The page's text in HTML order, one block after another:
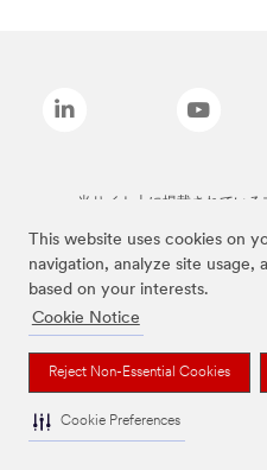
This website uses cookies on
navigation, analyze site usage,
based on your interests.
Cookie Notice
Reject Non-Essential Cookies
Cookie Preferences
当サイト上に掲載されている